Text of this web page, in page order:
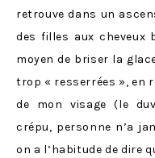
retrouve dans un
des filles aux cheveux
moyen de briser la
trop « resserrées », en
de mon visage (le
crépu, personne n’a
on a l’habitude de dire